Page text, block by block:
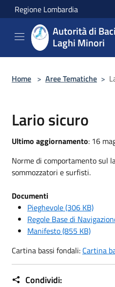
Salta al contenuto principale
Regione Lombardia
Autorità di
Laghi Minori
Home > Aree Tematiche >
Lario sicuro
Ultimo aggiornamento: 16
Norme di comportamento sul
sommozzatori e surfisti.
Documenti
Pieghevole (306 KB)
Regole Base di
Manifesto (855 KB)
Cartina bassi fondali: Cartina
Condividi: